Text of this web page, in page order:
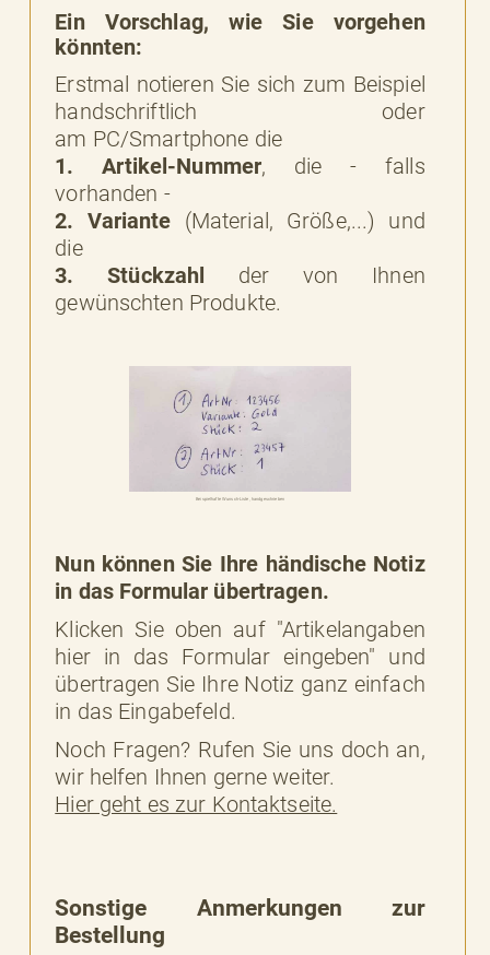
Ein Vorschlag, wie Sie vorgehen
könnten:
Erstmal notieren Sie sich zum Beispiel
handschriftlich oder
am PC/Smartphone die
1. Artikel-Nummer, die - falls
vorhanden -
2. Variante (Material, Größe,...) und
die
3. Stückzahl der von Ihnen
gewünschten Produkte.
Beispielhafte Wunsch-Liste, handgeschrieben
Nun können Sie Ihre händische Notiz
in das Formular übertragen.
Klicken Sie oben auf "Artikelangaben
hier in das Formular eingeben" und
übertragen Sie Ihre Notiz ganz einfach
in das Eingabefeld.
Noch Fragen? Rufen Sie uns doch an,
wir helfen Ihnen gerne weiter.
Hier geht es zur Kontaktseite.
Sonstige Anmerkungen zur
Bestellung